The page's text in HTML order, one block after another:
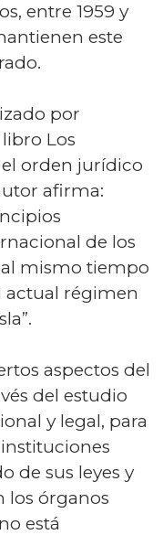
entre 1959 y
este
por
Los
orden jurídico
afirma:
de los
mismo tiempo
actual régimen
aspectos del
del estudio
y legal, para
de sus leyes y
los órganos
está